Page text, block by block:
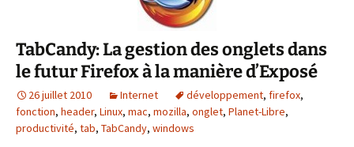
TabCandy: La gestion des onglets dans
le futur Firefox à la manière d’Exposé
26 juillet 2010 Internet développement, firefox,
fonction, header, Linux, mac, mozilla, onglet, Planet-Libre,
productivité, tab, TabCandy, windows